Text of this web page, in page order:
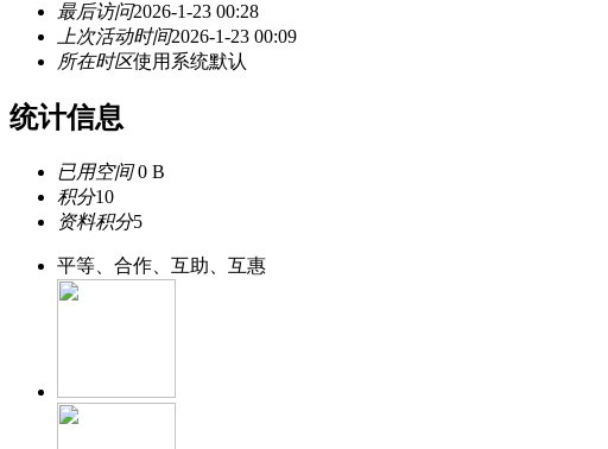
最后访问2026-1-23 00:28
上次活动时间2026-1-23 00:09
所在时区使用系统默认
统计信息
已用空间0 B
积分10
资料积分5
平等、合作、互助、互惠